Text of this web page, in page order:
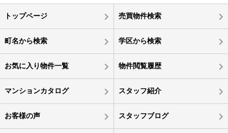
トップページ 売買物件検索
町名から検索 学区から検索
お気に入り物件一覧 物件閲覧履歴
マンションカタログ スタッフ紹介
お客様の声 スタッフブログ